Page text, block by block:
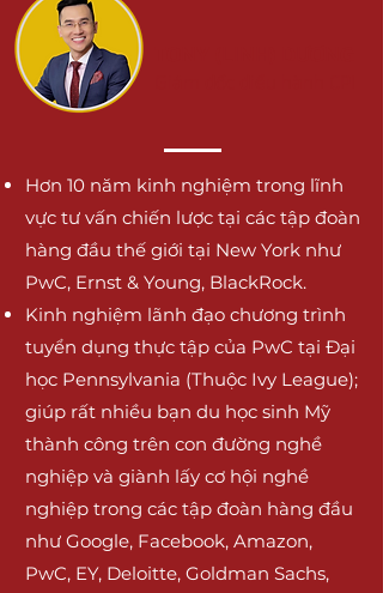
Hơn 10 năm kinh nghiệm trong lĩnh
vực tư vấn chiến lược tại các tập đoàn
hàng đầu thế giới tại New York như
PwC, Ernst & Young, BlackRock.
Kinh nghiệm lãnh đạo chương trình
tuyển dụng thực tập của PwC tại Đại
học Pennsylvania (Thuộc Ivy League);
giúp rất nhiều bạn du học sinh Mỹ
thành công trên con đường nghề
nghiệp và giành lấy cơ hội nghề
nghiệp trong các tập đoàn hàng đầu
như Google, Facebook, Amazon,
PwC, EY, Deloitte, Goldman Sachs,